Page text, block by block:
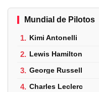
Mundial de Pilotos
1. Kimi Antonelli
2. Lewis Hamilton
3. George Russell
4. Charles Leclerc